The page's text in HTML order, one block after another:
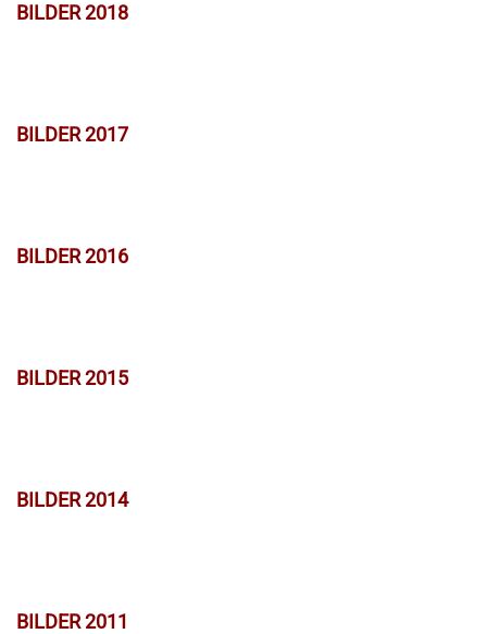
BILDER 2018
BILDER 2017
BILDER 2016
BILDER 2015
BILDER 2014
BILDER 2011